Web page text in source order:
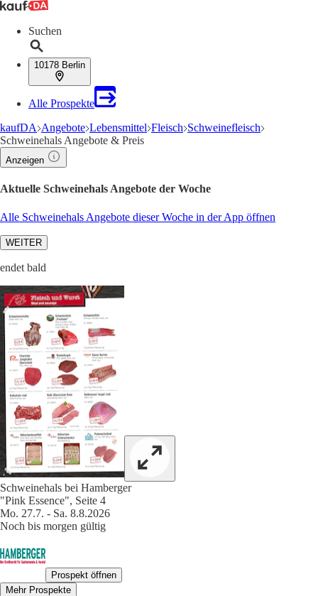
Suchen
10178 Berlin
Alle Prospekte
kaufDA Angebote Lebensmittel Fleisch Schweinefleisch
Schweinehals Angebote & Preis
Anzeigen
Aktuelle Schweinehals Angebote der Woche
Alle Schweinehals Angebote dieser Woche in der App öffnen
WEITER
endet bald
Schweinehals bei Hamberger
"Pink Essence", Seite 4
Mo. 27.7. - Sa. 8.8.2026
Noch bis morgen gültig
Prospekt öffnen
Mehr Prospekte